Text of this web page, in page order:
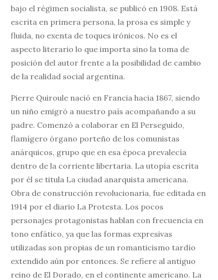
bajo el régimen socialista, se publicó en 1908. Está
escrita en primera persona, la prosa es simple y
fluida, no exenta de toques irónicos. No es el
aspecto literario lo que importa sino la toma de
posición del autor frente a la posibilidad de cambio
de la realidad social argentina.
Pierre Quiroule nació en Francia hacia 1867, siendo
un niño emigró a nuestro país acompañando a su
padre. Comenzó a colaborar en El Perseguido,
flamígero órgano porteño de los comunistas
anárquicos, grupo que en esa época prevalecía
dentro de la corriente libertaria. La utopía escrita
por él se titula La ciudad anarquista americana.
Obra de construcción revolucionaria, fue editada en
1914 por el diario La Protesta. Los pocos
personajes protagonistas hablan con frecuencia en
tono enfático, ya que las formas expresivas
utilizadas son propias de un romanticismo tardío
extendido aún por entonces. Se refiere al antiguo
reino de El Dorado, en el continente americano. La